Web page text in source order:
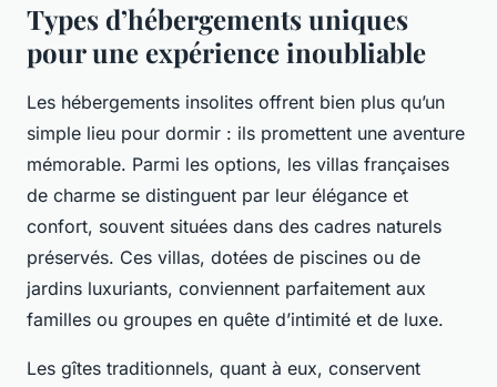
Types d’hébergements uniques
pour une expérience inoubliable
Les hébergements insolites offrent bien plus qu’un
simple lieu pour dormir : ils promettent une aventure
mémorable. Parmi les options, les villas françaises
de charme se distinguent par leur élégance et
confort, souvent situées dans des cadres naturels
préservés. Ces villas, dotées de piscines ou de
jardins luxuriants, conviennent parfaitement aux
familles ou groupes en quête d’intimité et de luxe.
Les gîtes traditionnels, quant à eux, conservent